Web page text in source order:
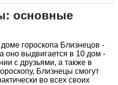
основные
гороскопа Близнецов -
оно выдвигается в 10 дом -
с друзьями, а также в
Близнецы смогут
во всех своих